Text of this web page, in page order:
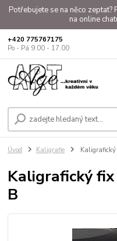
Potřebujete se na něco zeptat?
na online
+420 775767175
Po - Pá 9.00 - 17.00
Úvod Kaligrafie
Kaligrafický
B